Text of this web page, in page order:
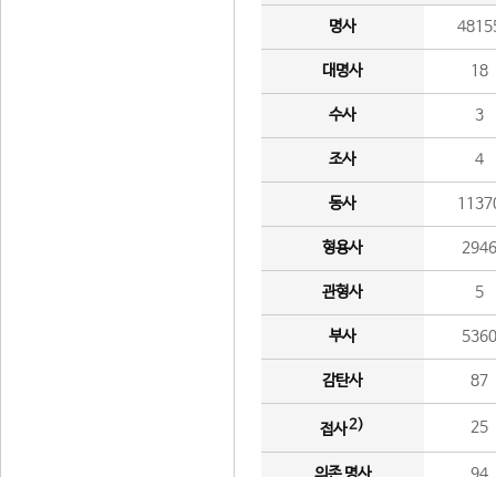
명사
대명사 18
수사 3
조사 4
동사
형용사 2946
관형사 5
부사 5360
감탄사 87
접사2) 25
의존 명사 94